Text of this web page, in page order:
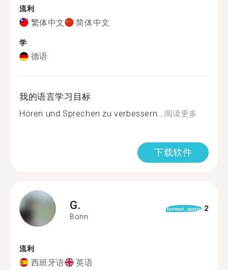
流利
繁体中文 简体中文
学
德语
我的语言学习目标
Hören und Sprechen zu verbessern...阅读更多
下载软件
G.
Bonn
format_quote 2
流利
西班牙语 英语